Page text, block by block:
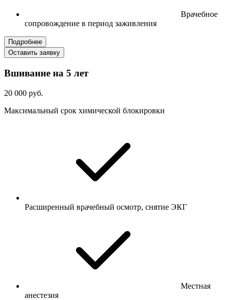
Врачебное
сопровождение в период заживления
Подробнее
Оставить заявку
Вшивание на 5 лет
20 000 руб.
Максимальный срок химической блокировки
Расширенный врачебный осмотр, снятие ЭКГ
Местная
анестезия